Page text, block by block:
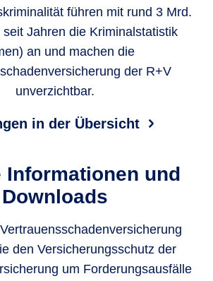
führen mit rund 3 Mrd.
seit Jahren die Kriminalstatistik
an und machen die
der R+V
unverzichtbar.
in der Übersicht
Informationen und
Downloads
den Versicherungsschutz der
um Forderungsausfälle